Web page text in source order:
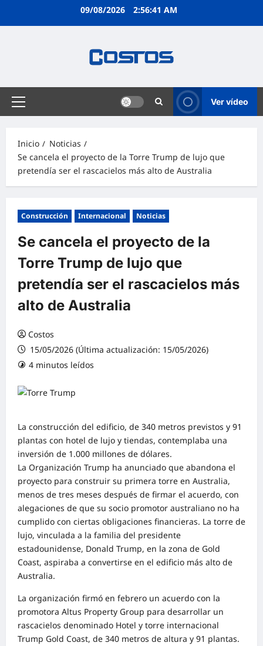
09/08/2026 2:56:42 AM
Ver vídeo
Inicio
Noticias
Se cancela el proyecto de la Torre Trump de lujo que
pretendía ser el rascacielos más alto de Australia
Construcción Internacional Noticias
Se cancela el proyecto de la
Torre Trump de lujo que
pretendía ser el rascacielos más
alto de Australia
Costos
15/05/2026 (Última actualización: 15/05/2026)
4 minutos leídos
La construcción del edificio, de 340 metros previstos y 91
plantas con hotel de lujo y tiendas, contemplaba una
inversión de 1.000 millones de dólares.
La Organización Trump ha anunciado que abandona el
proyecto para construir su primera torre en Australia,
menos de tres meses después de firmar el acuerdo, con
alegaciones de que su socio promotor australiano no ha
cumplido con ciertas obligaciones financieras. La torre de
lujo, vinculada a la familia del presidente
estadounidense, Donald Trump, en la zona de Gold
Coast, aspiraba a convertirse en el edificio más alto de
Australia.
La organización firmó en febrero un acuerdo con la
promotora Altus Property Group para desarrollar un
rascacielos denominado Hotel y torre internacional
Trump Gold Coast, de 340 metros de altura y 91 plantas.